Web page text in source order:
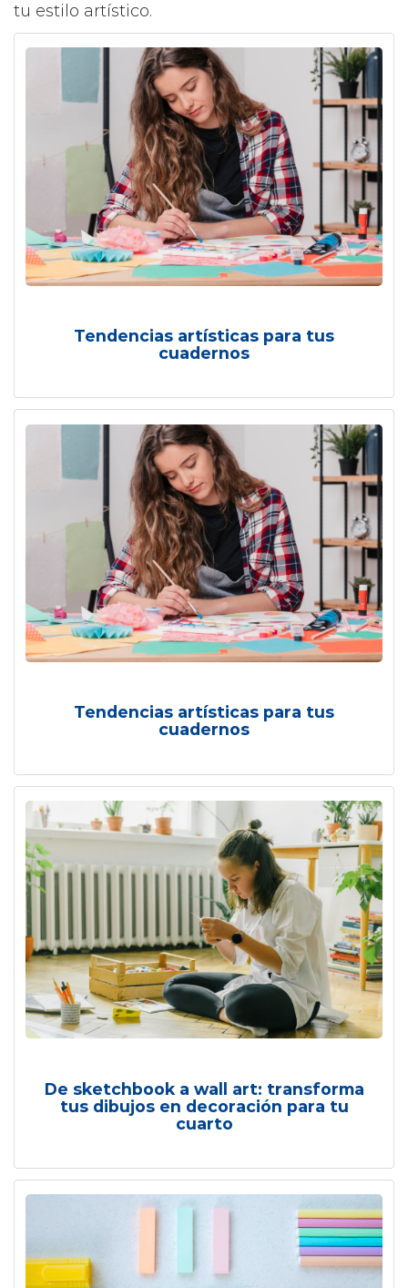
tu estilo artístico.
Tendencias artísticas para tus
cuadernos
Tendencias artísticas para tus
cuadernos
De sketchbook a wall art: transforma
tus dibujos en decoración para tu
cuarto